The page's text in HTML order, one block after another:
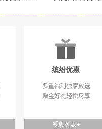
缤纷优惠
多重福利独家放送
赠金好礼轻松尽享
视频列表+